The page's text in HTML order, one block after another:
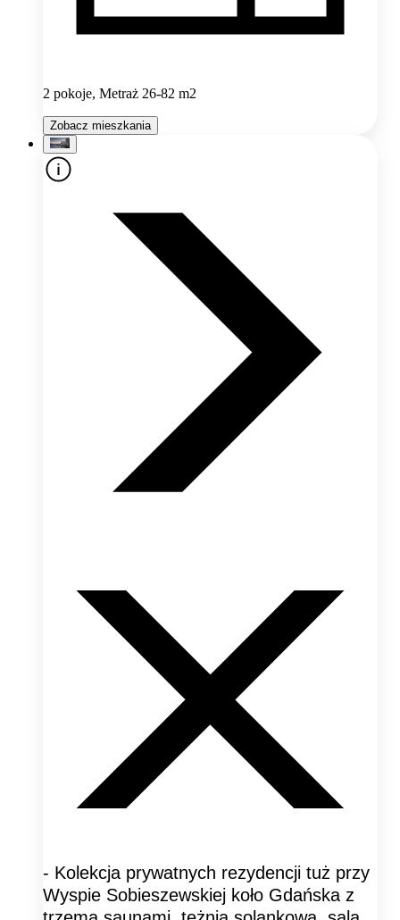
2 pokoje, Metraż 26-82 m2
Zobacz mieszkania
- Kolekcja prywatnych rezydencji tuż przy
Wyspie Sobieszewskiej koło Gdańska z